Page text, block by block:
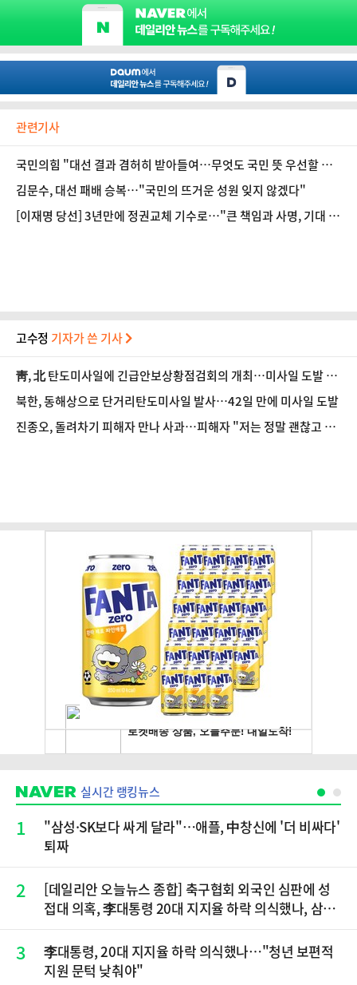
관련기사
국민의힘 "대선 결과 겸허히 받아들여…무엇도 국민 뜻 우선할 수
없어"
김문수, 대선 패배 승복…"국민의 뜨거운 성원 잊지 않겠다"
[이재명 당선] 3년만에 정권교체 기수로…"큰 책임과 사명, 기대 어
고수정 기자가 쓴 기사
靑, 北 탄도미사일에 긴급안보상황점검회의 개최…미사일 도발 중
단 촉구
북한, 동해상으로 단거리탄도미사일 발사…42일 만에 미사일 도발
진종오, 돌려차기 피해자 만나 사과…피해자 "저는 정말 괜찮고 징
실시간 랭킹뉴스
1
"삼성·SK보다 싸게 달라"…애플, 中창신에 '더 비싸다'
퇴짜
2
[데일리안 오늘뉴스 종합] 축구협회 외국인 심판에 성
접대 의혹, 李대통령 20대 지지율 하락 의식했나, 삼전
재점화, 김민석 "과반 승리 가능성 99%" 등
3
李대통령, 20대 지지율 하락 의식했나…"청년 보편적
지원 문턱 낮춰야"